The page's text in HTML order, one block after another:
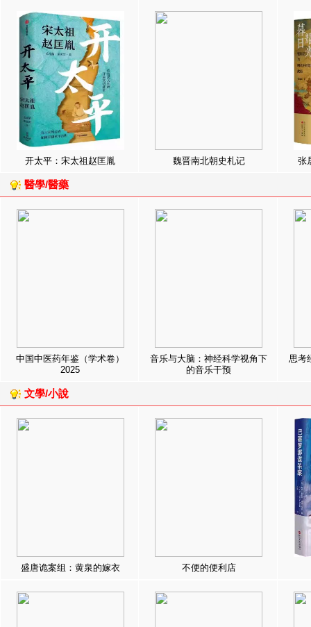
开太平：宋太祖赵匡胤 魏晋南北朝史札记 张
醫學/醫藥
中国中医药年鉴（学术卷）
2025
音乐与大脑：神经科学视角下
的音乐干预
思考
文學/小說
盛唐诡案组：黄泉的嫁衣 不便的便利店